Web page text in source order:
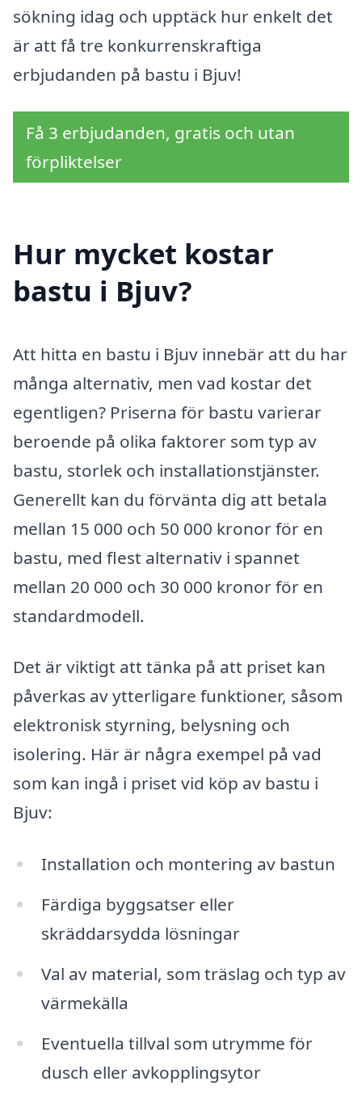
sökning idag och upptäck hur enkelt det
är att få tre konkurrenskraftiga
erbjudanden på bastu i Bjuv!
Få 3 erbjudanden, gratis och utan
förpliktelser
Hur mycket kostar
bastu i Bjuv?
Att hitta en bastu i Bjuv innebär att du har
många alternativ, men vad kostar det
egentligen? Priserna för bastu varierar
beroende på olika faktorer som typ av
bastu, storlek och installationstjänster.
Generellt kan du förvänta dig att betala
mellan 15 000 och 50 000 kronor för en
bastu, med flest alternativ i spannet
mellan 20 000 och 30 000 kronor för en
standardmodell.
Det är viktigt att tänka på att priset kan
påverkas av ytterligare funktioner, såsom
elektronisk styrning, belysning och
isolering. Här är några exempel på vad
som kan ingå i priset vid köp av bastu i
Bjuv:
Installation och montering av bastun
Färdiga byggsatser eller
skräddarsydda lösningar
Val av material, som träslag och typ av
värmekälla
Eventuella tillval som utrymme för
dusch eller avkopplingsytor